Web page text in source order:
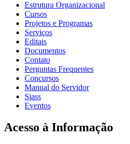
Estrutura Organizacional
Cursos
Projetos e Programas
Serviços
Editais
Documentos
Contato
Perguntas Frequentes
Concursos
Manual do Servidor
Siass
Eventos
Acesso à Informação